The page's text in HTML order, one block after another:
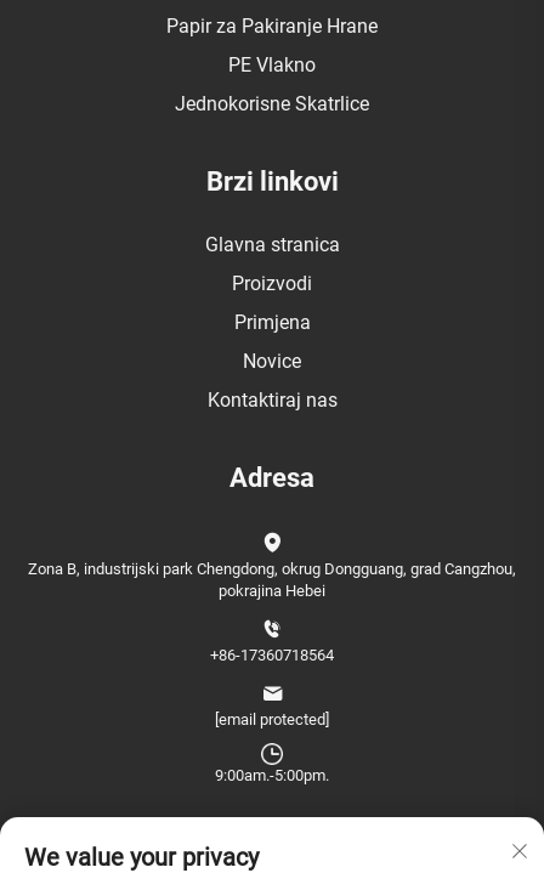
Papir za Pakiranje Hrane
PE Vlakno
Jednokorisne Skatrlice
Brzi linkovi
Glavna stranica
Proizvodi
Primjena
Novice
Kontaktiraj nas
Adresa
Zona B, industrijski park Chengdong, okrug Dongguang, grad Cangzhou,
pokrajina Hebei
+86-17360718564
[email protected]
9:00am.-5:00pm.
We value your privacy